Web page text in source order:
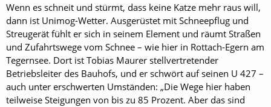
Wenn es schneit und stürmt, dass keine Katze mehr raus will,
dann ist Unimog-Wetter. Ausgerüstet mit Schneepflug und
Streugerät fühlt er sich in seinem Element und räumt Straßen
und Zufahrtswege vom Schnee – wie hier in Rottach-Egern am
Tegernsee. Dort ist Tobias Maurer stellvertretender
Betriebsleiter des Bauhofs, und er schwört auf seinen U 427 –
auch unter erschwerten Umständen: „Die Wege hier haben
teilweise Steigungen von bis zu 85 Prozent. Aber das sind